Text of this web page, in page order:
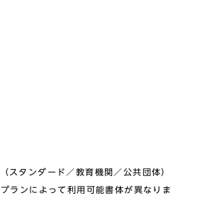
タンダード／教育機関／公共団体）
ンによって利用可能書体が異なりま